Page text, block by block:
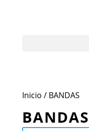
Inicio / BANDAS
BANDAS